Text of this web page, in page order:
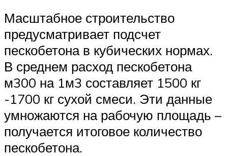
Масштабное строительство
предусматривает подсчет
пескобетона в кубических нормах.
В среднем расход пескобетона
м300 на 1м3 составляет 1500 кг
-1700 кг сухой смеси. Эти данные
умножаются на рабочую площадь –
получается итоговое количество
пескобетона.